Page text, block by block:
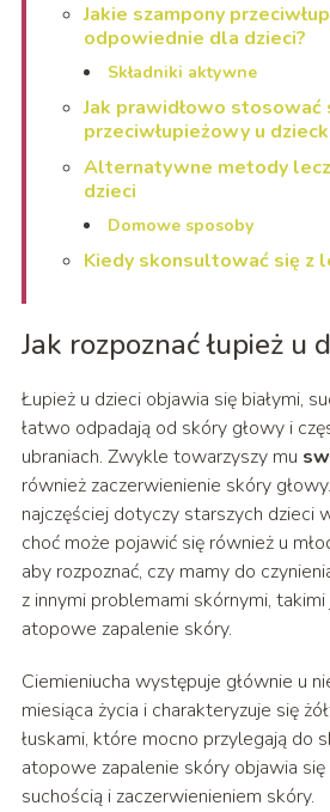
Jakie szampony
odpowiednie dla dzieci?
Składniki aktywne
Jak prawidłowo stosować
przeciwłupieżowy u
Alternatywne metody
dzieci
Domowe sposoby
Kiedy skonsultować się z
Jak rozpoznać łupież u
Łupież u dzieci objawia się białymi,
łatwo odpadają od skóry głowy i
ubraniach. Zwykle towarzyszy mu
również zaczerwienienie skóry
najczęściej dotyczy starszych dzieci
choć może pojawić się również u
aby rozpoznać, czy mamy do
z innymi problemami skórnymi,
atopowe zapalenie skóry.
Ciemieniucha występuje głównie u
miesiąca życia i charakteryzuje się
łuskami, które mocno przylegają do
atopowe zapalenie skóry objawia
suchością i zaczerwienieniem skóry.